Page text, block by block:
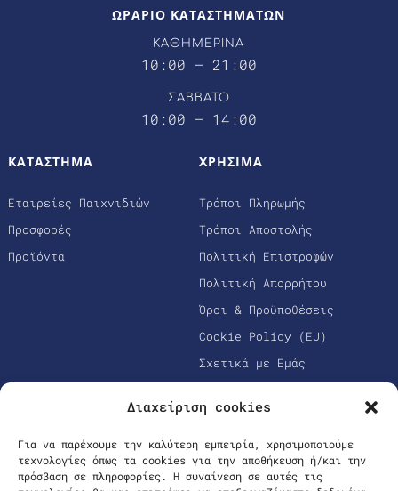
Διαχείριση cookies
Για να παρέχουμε την καλύτερη εμπειρία, χρησιμοποιούμε
τεχνολογίες όπως τα cookies για την αποθήκευση ή/και την
πρόσβαση σε πληροφορίες. Η συναίνεση σε αυτές τις
ΩΡΑΡΙΟ ΚΑΤΑΣΤΗΜΑΤΩΝ
ΚΑΘΗΜΕΡΙΝΑ
10:00 – 21:00
ΣΑΒΒΑΤΟ
10:00 – 14:00
ΚΑΤΑΣΤΗΜΑ
Εταιρείες Παιχνιδιών
Προσφορές
Προϊόντα
ΧΡΗΣΙΜΑ
Τρόποι Πληρωμής
Τρόποι Αποστολής
Πολιτική Επιστροφών
Πολιτική Απορρήτου
Όροι & Προϋποθέσεις
Cookie Policy (EU)
Σχετικά με Εμάς